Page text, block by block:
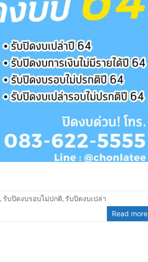
, รับปิดงบรอบไม่ปกติ, รับปิดงบเปล่า
Read more